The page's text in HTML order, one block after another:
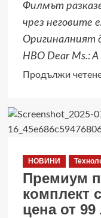
Филмът
чрез неговите
Оригиналният
HBO Dear Ms.:
Продължи
НОВИНИ
Премиум
комплект
цена от